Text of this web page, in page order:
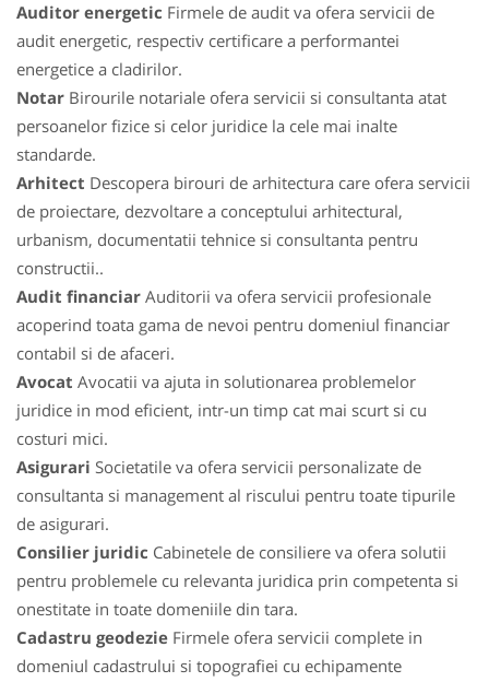
Auditor energetic Firmele de audit va ofera servicii de
audit energetic, respectiv certificare a performantei
energetice a cladirilor.
Notar Birourile notariale ofera servicii si consultanta atat
persoanelor fizice si celor juridice la cele mai inalte
standarde.
Arhitect Descopera birouri de arhitectura care ofera servicii
de proiectare, dezvoltare a conceptului arhitectural,
urbanism, documentatii tehnice si consultanta pentru
constructii..
Audit financiar Auditorii va ofera servicii profesionale
acoperind toata gama de nevoi pentru domeniul financiar
contabil si de afaceri.
Avocat Avocatii va ajuta in solutionarea problemelor
juridice in mod eficient, intr-un timp cat mai scurt si cu
costuri mici.
Asigurari Societatile va ofera servicii personalizate de
consultanta si management al riscului pentru toate tipurile
de asigurari.
Consilier juridic Cabinetele de consiliere va ofera solutii
pentru problemele cu relevanta juridica prin competenta si
onestitate in toate domeniile din tara.
Cadastru geodezie Firmele ofera servicii complete in
domeniul cadastrului si topografiei cu echipamente